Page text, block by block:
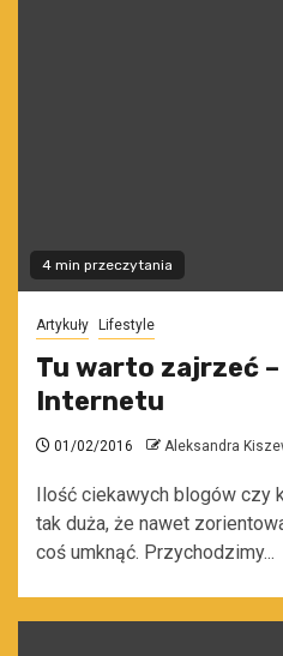
4 min przeczytania
Artykuły Lifestyle
Tu warto zajrzeć
Internetu
01/02/2016 Aleksandra
Ilość ciekawych blogów czy
tak duża, że nawet
coś umknąć. Przychodzimy...